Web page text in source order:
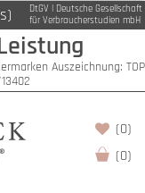
DtGV | Deutsche Gesellschaft
für Verbraucherstudien mbH
Auszeichnung: TOP
(0)
(0)